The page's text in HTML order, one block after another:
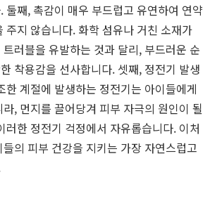
둘째, 촉감이 매우 부드럽고 유연하여 연약
주지 않습니다. 화학 섬유나 거친 소재가
러블을 유발하는 것과 달리, 부드러운 순
착용감을 선사합니다. 셋째, 정전기 발생
한 계절에 발생하는 정전기는 아이들에게
, 먼지를 끌어당겨 피부 자극의 원인이 될
러한 정전기 걱정에서 자유롭습니다. 이처
들의 피부 건강을 지키는 가장 자연스럽고